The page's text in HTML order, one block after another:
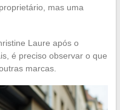
mas uma
Laure após o
é preciso observar o que
marcas.